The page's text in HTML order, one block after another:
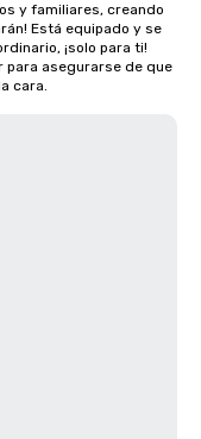
y familiares, creando
Está equipado y se
¡solo para ti!
para asegurarse de que
cara.